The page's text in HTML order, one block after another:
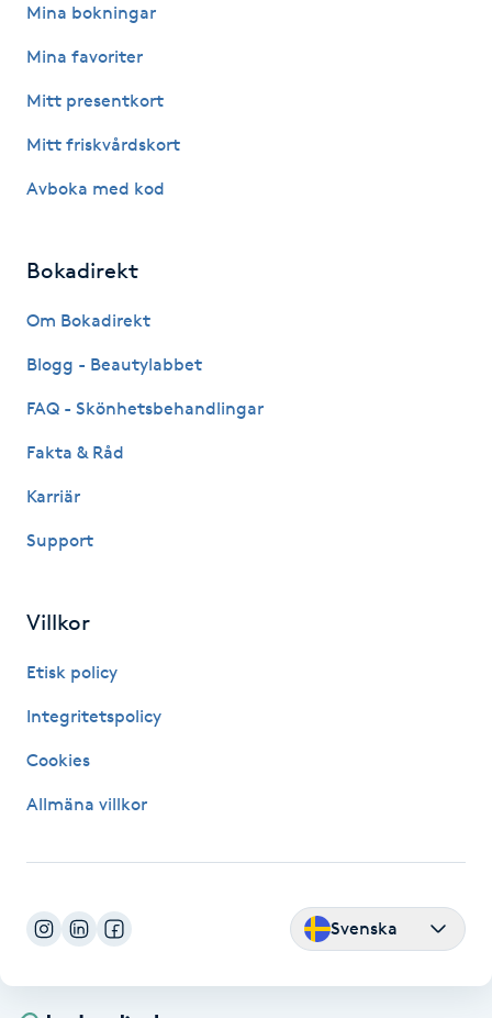
Fransk manikyr
Fransrengöring
Frekvensterapi
Frisör
Färgning
Föning
Gel naglar
Gellack
Gravidyoga
Mina bokningar
Mina favoriter
Mitt presentkort
Mitt friskvårdskort
Avboka med kod
Bokadirekt
Om Bokadirekt
Blogg - Beautylabbet
FAQ - Skönhetsbehandlingar
Fakta & Råd
Karriär
Support
Villkor
Etisk policy
Integritetspolicy
Cookies
Allmäna villkor
Svenska